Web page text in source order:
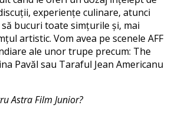
experienţe culinare, atunci
bucuri toate simţurile şi, mai
artistic. Vom avea pe scenele AFF
ale unor trupe precum: The
Pavăl sau Taraful Jean Americanu
Astra Film Junior?